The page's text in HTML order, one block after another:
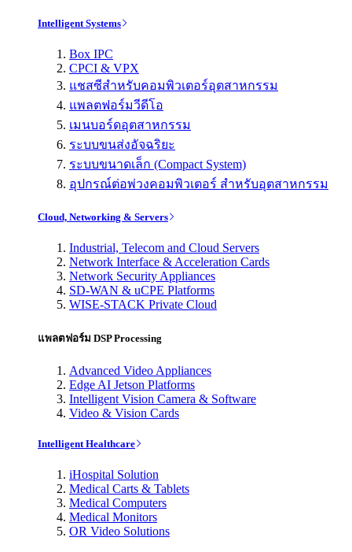
Intelligent Systems
Box IPC
CPCI & VPX
แชสซีสำหรับคอมพิวเตอร์อุตสาหกรรม
แพลตฟอร์มวีดีโอ
เมนบอร์ดอุตสาหกรรม
ระบบขนส่งอัจฉริยะ
ระบบขนาดเล็ก (Compact System)
อุปกรณ์ต่อพ่วงคอมพิวเตอร์ สำหรับอุตสาหกรรม
Cloud, Networking & Servers
Industrial, Telecom and Cloud Servers
Network Interface & Acceleration Cards
Network Security Appliances
SD-WAN & uCPE Platforms
WISE-STACK Private Cloud
แพลตฟอร์ม DSP Processing
Advanced Video Appliances
Edge AI Jetson Platforms
Intelligent Vision Camera & Software
Video & Vision Cards
Intelligent Healthcare
iHospital Solution
Medical Carts & Tablets
Medical Computers
Medical Monitors
OR Video Solutions